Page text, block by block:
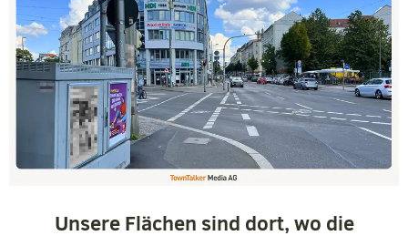
Unsere Flächen sind dort, wo die